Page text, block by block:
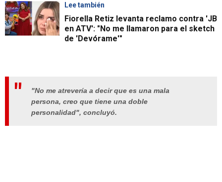
Lee también
Fiorella Retiz levanta reclamo contra 'JB
en ATV': "No me llamaron para el sketch
de 'Devórame'"
"No me atrevería a decir que es una mala
persona, creo que tiene una doble
personalidad", concluyó.